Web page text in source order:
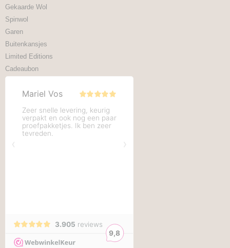
Gekaarde Wol
Spinwol
Garen
Buitenkansjes
Limited Editions
Cadeaubon